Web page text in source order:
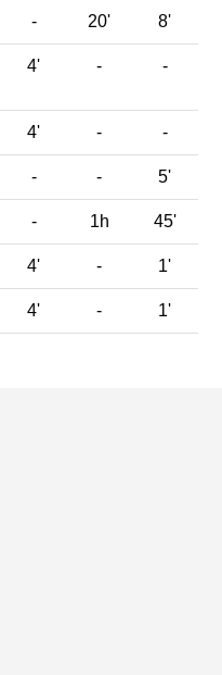
- 20' 8'
4' - -
4' - -
- - 5'
- 1h 45'
4' - 1'
4' - 1'